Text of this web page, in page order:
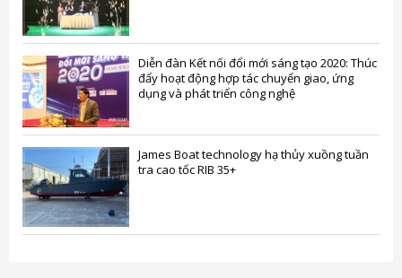
Diễn đàn Kết nối đổi mới sáng tạo 2020: Thúc
đẩy hoạt động hợp tác chuyển giao, ứng
dụng và phát triển công nghệ
James Boat technology hạ thủy xuồng tuần
tra cao tốc RIB 35+